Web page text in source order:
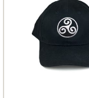
plusieurs
variations.